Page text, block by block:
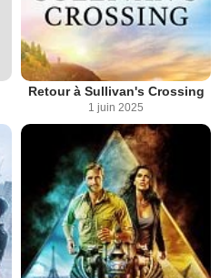
Retour à Sullivan's Crossing
1 juin 2025